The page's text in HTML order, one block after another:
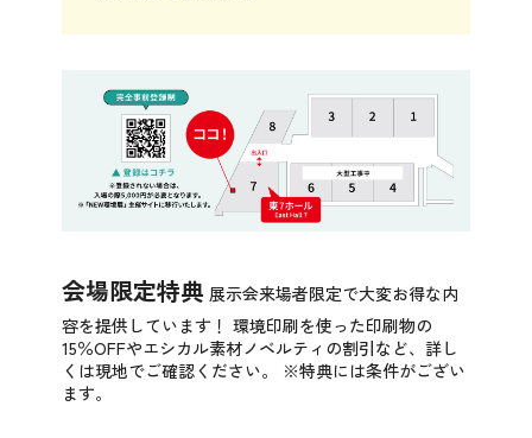
会場限定特典 展示会来場者限定で大変お得な内
容を提供しています！ 環境印刷を使った印刷物の
15％OFFやエシカル素材ノベルティの割引など、詳し
くは現地でご確認ください。
※特典には条件がござい
ます。